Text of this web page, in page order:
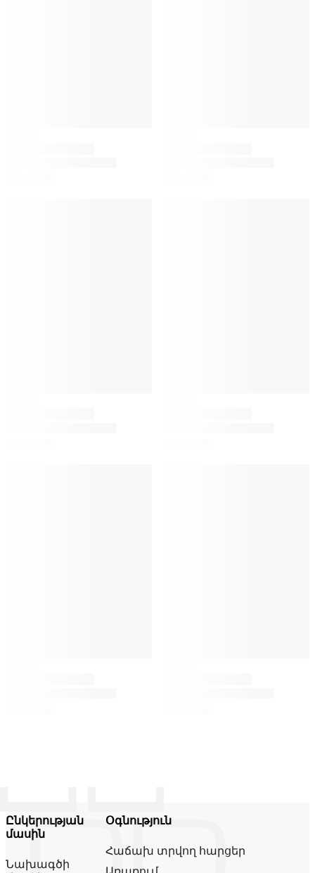
Ընկերության
մասին
Նախագծի
Օգնություն
Հաճախ տրվող հարցեր